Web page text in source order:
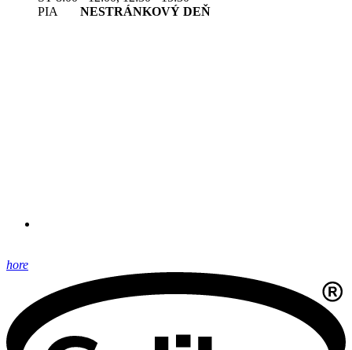
PIA NESTRÁNKOVÝ DEŇ
hore